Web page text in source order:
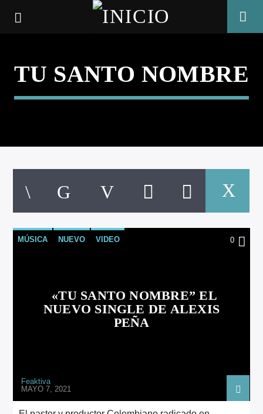
CANCIÓN ACTUAL
TU SANTO NOMBRE
MÚSICA NUEVO VIDEO 0
«TU SANTO NOMBRE” EL
NUEVO SINGLE DE ALEXIS
PEÑA
Feaktiva
MAYO 7, 2021